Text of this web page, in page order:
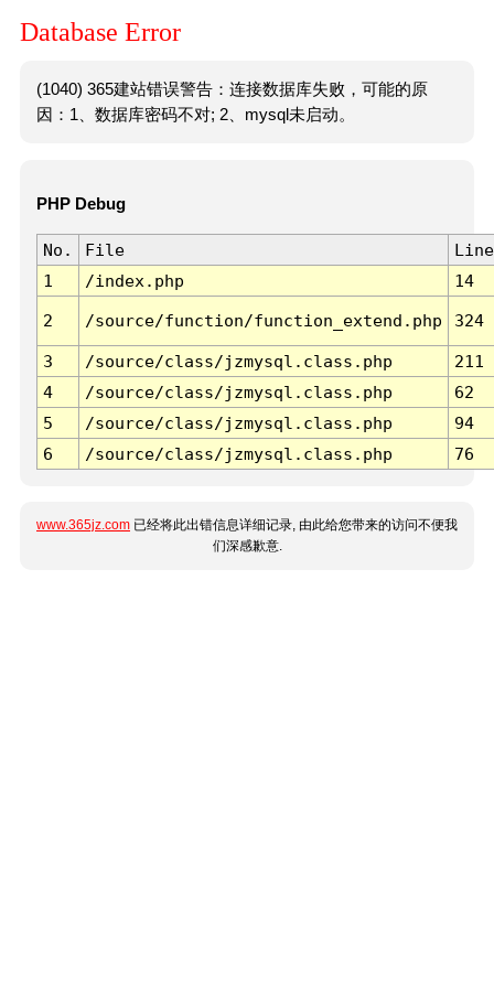
Database Error
(1040) 365建站错误警告：连接数据库失败，可能的原
因：1、数据库密码不对; 2、mysql未启动。
PHP Debug
No. File
Line
1
/index.php 14
2 /source/function/function_extend.php 324
3 /source/class/jzmysql.class.php
211
4
/source/class/jzmysql.class.php
62
5
/source/class/jzmysql.class.php
94
6
/source/class/jzmysql.class.php 76
www.365jz.com 已经将此出错信息详细记录, 由此给您带来的访问不便我
们深感歉意.